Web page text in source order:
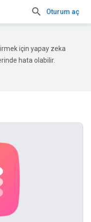
Oturum aç
için yapay zeka
hata olabilir.